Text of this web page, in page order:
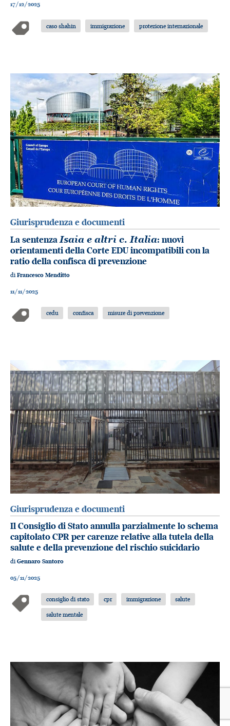
17/12/2025
caso shahin immigrazione protezione internazionale
Giurisprudenza e documenti
La sentenzaIsaia e altri c. Italia: nuovi
orientamenti della Corte EDU incompatibili con la
ratio della confisca di prevenzione
diFrancesco Menditto
11/11/2025
cedu confisca misure di prevenzione
Giurisprudenza e documenti
Il Consiglio di Stato annulla parzialmente lo schema
capitolato CPR per carenze relative alla tutela della
salute e della prevenzione del rischio suicidario
diGennaro Santoro
05/11/2025
consiglio di stato cpr immigrazione
salute
salute mentale